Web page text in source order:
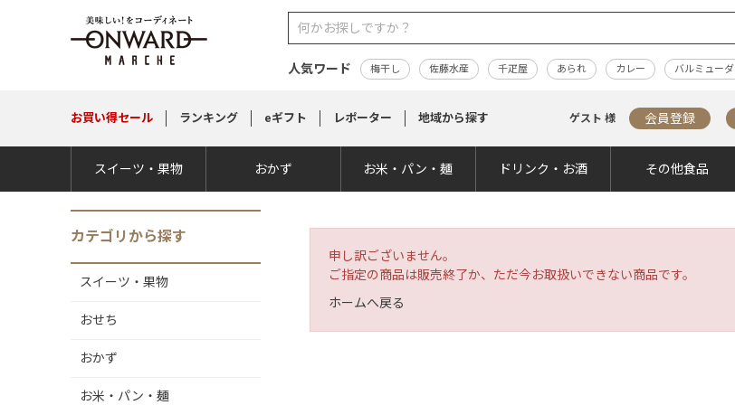
人気ワード 梅干し 佐藤水産 千疋屋 あられ カレー バルミューダ
お買い得セール ランキング eギフト レポーター 地域から探す ゲスト 様 会員登録
スイーツ・果物 おかず お米・パン・麺 ドリンク・お酒 その他食品
カテゴリから探す
スイーツ・果物
おせち
おかず
お米・パン・麺
申し訳ございません。
ご指定の商品は販売終了か、ただ今お取扱いできない商品です。
ホームへ戻る